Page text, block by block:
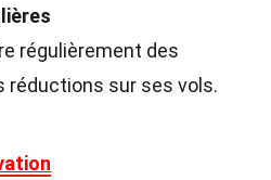
régulièrement des
réductions sur ses vols.